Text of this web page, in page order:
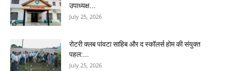
उपाध्यक्ष...
July 25, 2026
​रोटरी क्लब पांवटा साहिब और द स्कॉलर्स होम की संयुक्त
पहल:...
July 25, 2026